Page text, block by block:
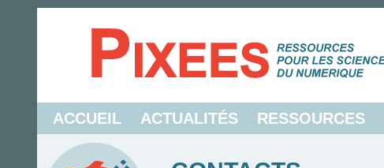
ACCUEIL ACTUALITÉS RESSOURCES